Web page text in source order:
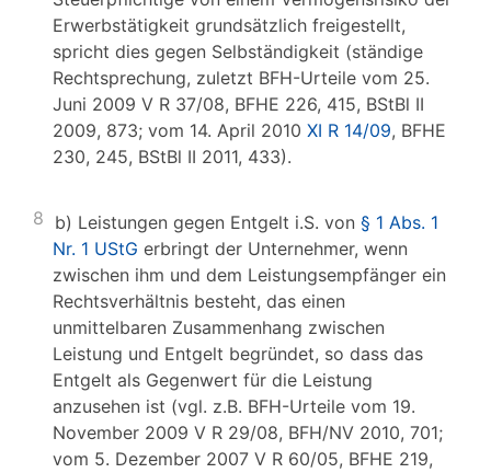
Erwerbstätigkeit grundsätzlich freigestellt,
spricht dies gegen Selbständigkeit (ständige
Rechtsprechung, zuletzt BFH-Urteile vom 25.
Juni 2009 V R 37/08, BFHE 226, 415, BStBl II
2009, 873; vom 14. April 2010 XI R 14/09, BFHE
230, 245, BStBl II 2011, 433).
8 b) Leistungen gegen Entgelt i.S. von § 1 Abs. 1
Nr. 1 UStG erbringt der Unternehmer, wenn
zwischen ihm und dem Leistungsempfänger ein
Rechtsverhältnis besteht, das einen
unmittelbaren Zusammenhang zwischen
Leistung und Entgelt begründet, so dass das
Entgelt als Gegenwert für die Leistung
anzusehen ist (vgl. z.B. BFH-Urteile vom 19.
November 2009 V R 29/08, BFH/NV 2010, 701;
vom 5. Dezember 2007 V R 60/05, BFHE 219,